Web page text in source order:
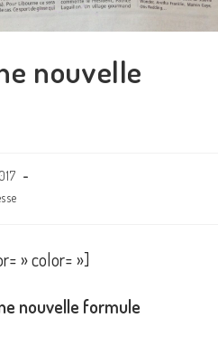
nouvelle
» color= »]
nouvelle formule